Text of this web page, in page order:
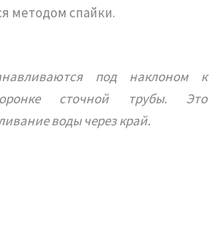
методом спайки.
под наклоном к
сточной трубы. Это
воды через край.